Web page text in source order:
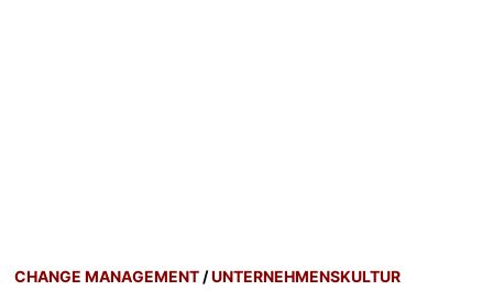
CHANGE MANAGEMENT /UNTERNEHMENSKULTUR